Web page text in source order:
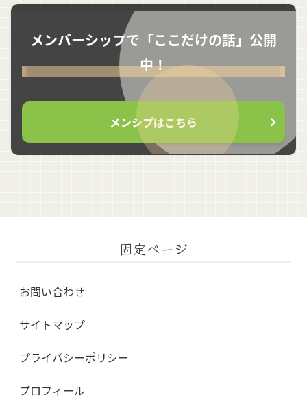
メンバーシップで「ここだけの話」公開
中！
メンシプはこちら
固定ページ
お問い合わせ
サイトマップ
プライバシーポリシー
プロフィール